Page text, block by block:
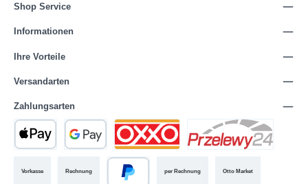
Shop Service
Informationen
Ihre Vorteile
Versandarten
Zahlungsarten
per Rechnung Otto Market
Vorkasse Rechnung